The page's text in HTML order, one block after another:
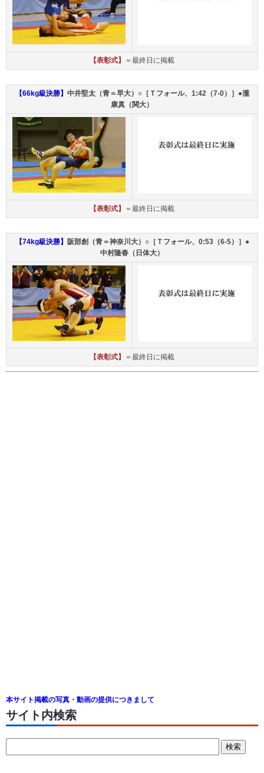
【表彰式】 ＝最終日に掲載
【66kg級決勝】 中井堅太（青＝早大）○［Ｔフォール、1:42（7-0）］●瀧
康真（関大）
【表彰式】 ＝最終日に掲載
【74kg級決勝】
阪部創（青＝神奈川大）○［Ｔフォール、0:53（6-5）］●
中村隆春（日体大）
【表彰式】 ＝最終日に掲載
本サイト掲載の写真・動画の提供につきまして
サイト内検索